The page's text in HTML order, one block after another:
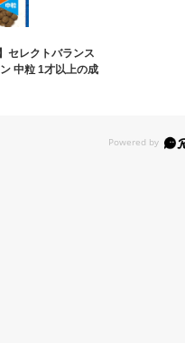
セレクトバランス
中粒 1才以上の成